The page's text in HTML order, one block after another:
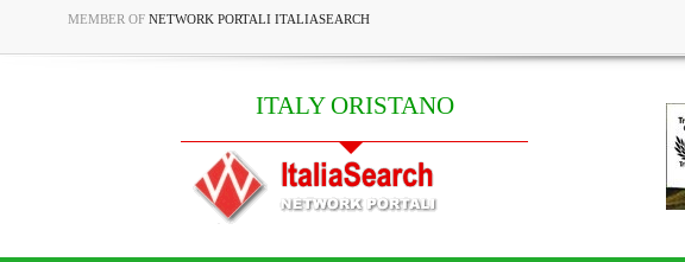
MEMBER OF NETWORK PORTALI ITALIASEARCH
ITALY ORISTANO